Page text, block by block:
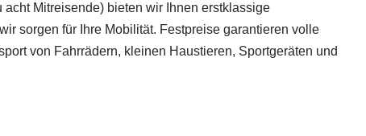
Mitreisende) bieten wir Ihnen erstklassige
sorgen für Ihre Mobilität. Festpreise garantieren volle
von Fahrrädern, kleinen Haustieren, Sportgeräten und